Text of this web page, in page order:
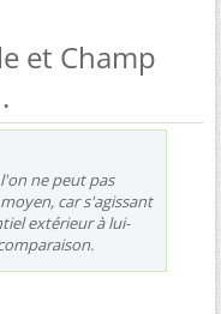
et Champ
ne peut pas
car s'agissant
extérieur à lui-